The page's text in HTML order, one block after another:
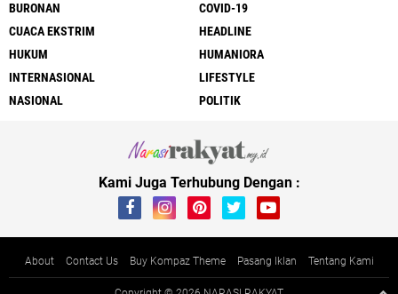
BURONAN
COVID-19
CUACA EKSTRIM
HEADLINE
HUKUM
HUMANIORA
INTERNASIONAL
LIFESTYLE
NASIONAL
POLITIK
Kami Juga Terhubung Dengan :
About Contact Us Buy Kompaz Theme Pasang Iklan Tentang Kami